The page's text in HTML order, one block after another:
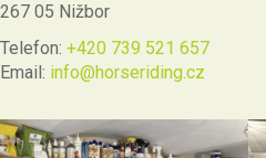
267 05 Nižbor
Telefon: +420 739 521 657
Email: info@horseriding.cz